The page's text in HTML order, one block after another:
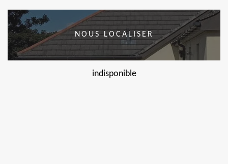
NOUS LOCALISER
indisponible